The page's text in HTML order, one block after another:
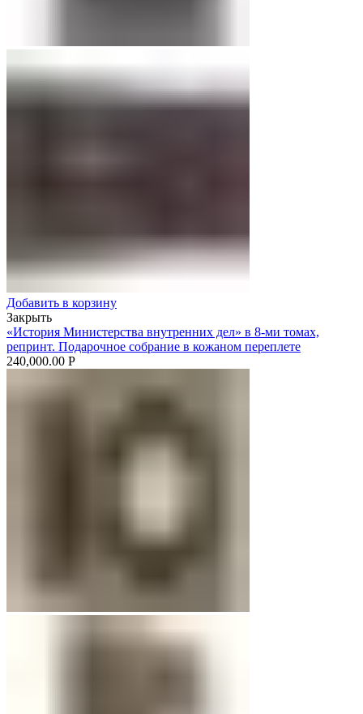
Добавить в корзину
Закрыть
«История Министерства внутренних дел» в 8-ми томах,
репринт. Подарочное собрание в кожаном переплете
240,000.00 Р